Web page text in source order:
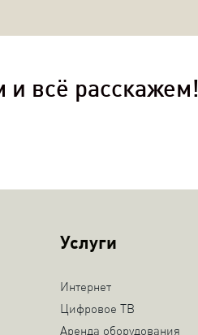
всё расскажем!
Услуги
Интернет
Цифровое ТВ
Аренда оборудования